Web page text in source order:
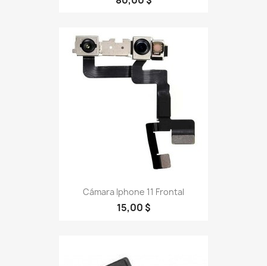
Cámara Iphone 11 Frontal
15,00 $